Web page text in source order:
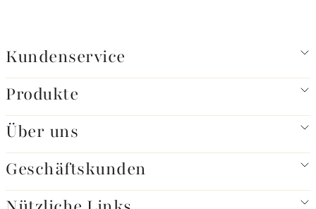
Kundenservice
Produkte
Über uns
Geschäftskunden